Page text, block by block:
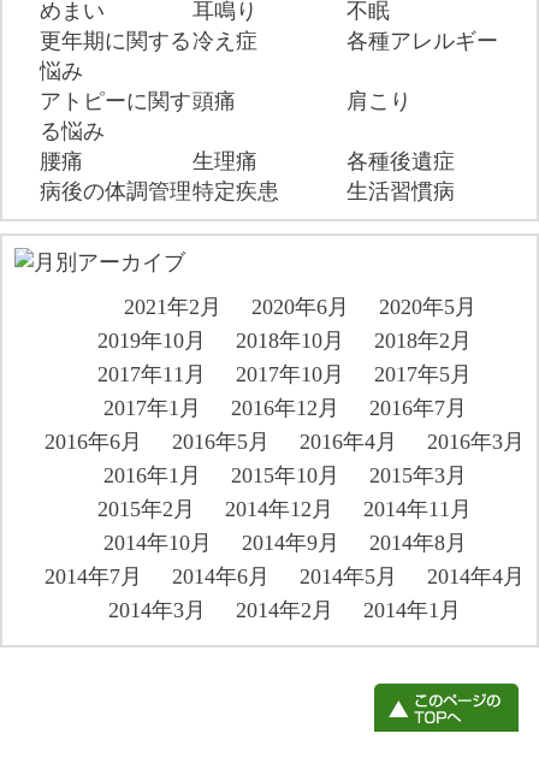
めまい
耳鳴り
不眠
更年期に関する
悩み
冷え症 各種アレルギー
アトピーに関す
る悩み
頭痛 肩こり
腰痛 生理痛
各種後遺症
病後の体調管理特定疾患 生活習慣病
2021年2月 2020年6月
2020年5月
2019年10月
2018年10月
2018年2月
2017年11月
2017年10月
2017年5月
2017年1月
2016年12月
2016年7月
2016年6月
2016年5月 2016年4月
2016年3月
2016年1月
2015年10月
2015年3月
2015年2月
2014年12月
2014年11月
2014年10月
2014年9月
2014年8月
2014年7月
2014年6月 2014年5月
2014年4月
2014年3月
2014年2月 2014年1月